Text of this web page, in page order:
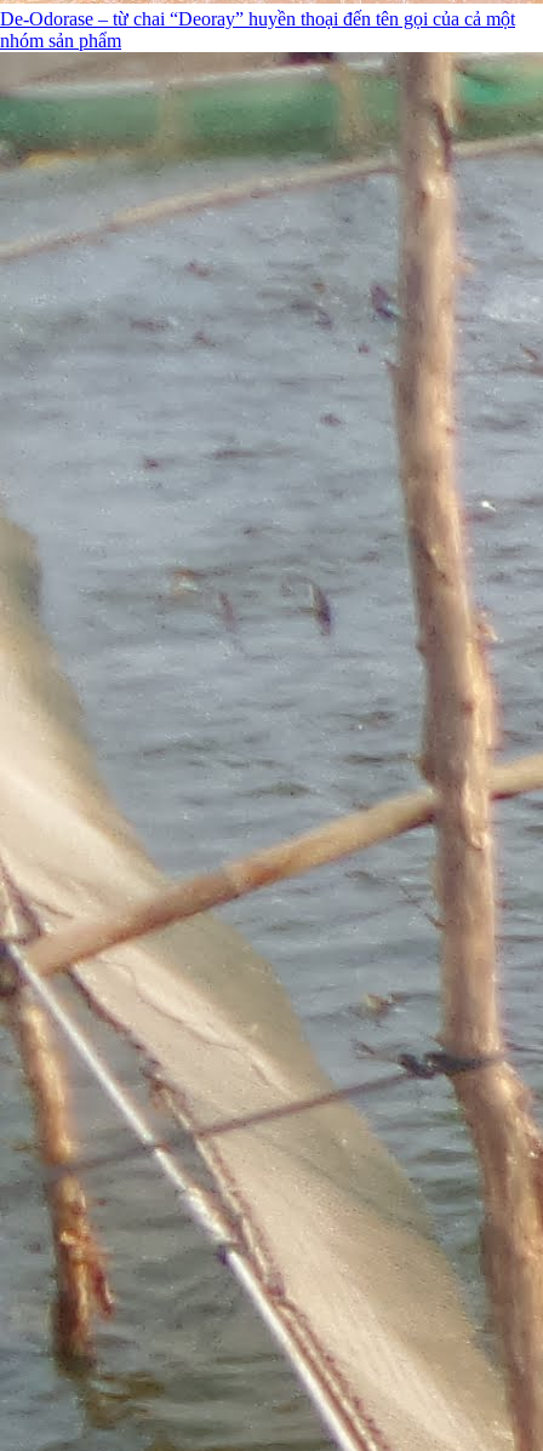
De-Odorase – từ chai “Deoray” huyền thoại đến tên gọi của cả một
nhóm sản phẩm